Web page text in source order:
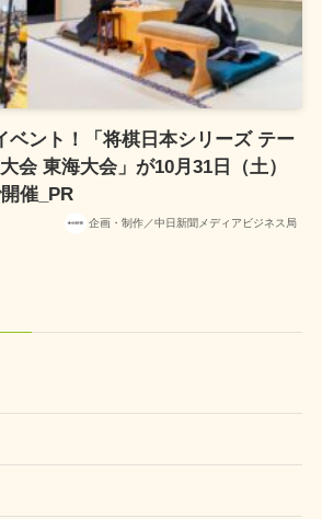
ベント！「将棋日本シリーズ テー
会 東海大会」が10月31日（土）
催_PR
企画・制作／中日新聞メディアビジネス局